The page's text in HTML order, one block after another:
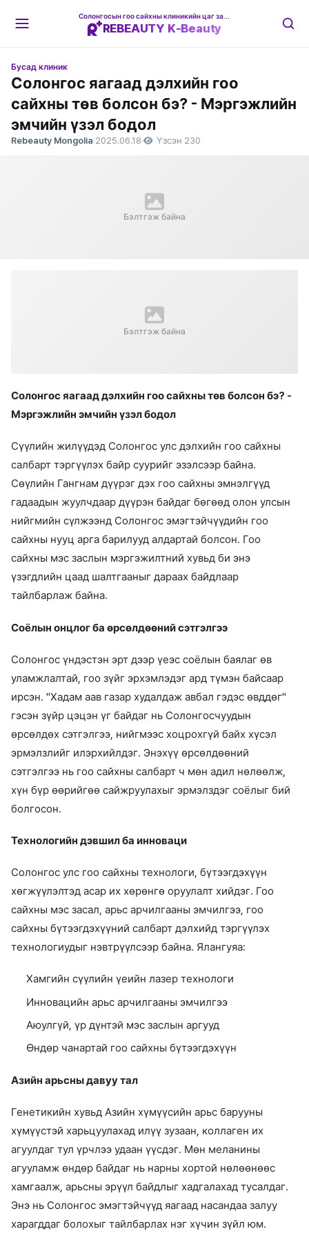
REBEAUTY K-Beauty
Бусад клиник
Солонгос яагаад дэлхийн гоо
сайхны төв болсон бэ? - Мэргэжлийн
эмчийн үзэл бодол
Rebeauty Mongolia·2025.06.18· Үзсэн 230
Бэлтгэж байна
Бэлтгэж байна
Солонгос яагаад дэлхийн гоо сайхны төв болсон бэ? -
Мэргэжлийн эмчийн үзэл бодол
Сүүлийн жилүүдэд Солонгос улс дэлхийн гоо сайхны
салбарт тэргүүлэх байр суурийг эзэлсээр байна.
Сөүлийн Гангнам дүүрэг дэх гоо сайхны эмнэлгүүд
гадаадын жуулчдаар дүүрэн байдаг бөгөөд олон улсын
нийгмийн сүлжээнд Солонгос эмэгтэйчүүдийн гоо
сайхны нууц арга барилууд алдартай болсон. Гоо
сайхны мэс заслын мэргэжилтний хувьд би энэ
үзэгдлийн цаад шалтгааныг дараах байдлаар
тайлбарлаж байна.
Соёлын онцлог ба өрсөлдөөний сэтгэлгээ
Солонгос үндэстэн эрт дээр үеэс соёлын баялаг өв
уламжлалтай, гоо зүйг эрхэмлэдэг ард түмэн байсаар
ирсэн. "Хадам аав газар худалдаж авбал гэдэс өвддөг"
гэсэн зүйр цэцэн үг байдаг нь Солонгосчуудын
өрсөлдөх сэтгэлгээ, нийгмээс хоцрохгүй байх хүсэл
эрмэлзлийг илэрхийлдэг. Энэхүү өрсөлдөөний
сэтгэлгээ нь гоо сайхны салбарт ч мөн адил нөлөөлж,
хүн бүр өөрийгөө сайжруулахыг эрмэлздэг соёлыг бий
болгосон.
Технологийн дэвшил ба инноваци
Солонгос улс гоо сайхны технологи, бүтээгдэхүүн
хөгжүүлэлтэд асар их хөрөнгө оруулалт хийдэг. Гоо
сайхны мэс засал, арьс арчилгааны эмчилгээ, гоо
сайхны бүтээгдэхүүний салбарт дэлхийд тэргүүлэх
технологиудыг нэвтрүүлсээр байна. Ялангуяа:
Хамгийн сүүлийн үеийн лазер технологи
Инновацийн арьс арчилгааны эмчилгээ
Аюулгүй, үр дүнтэй мэс заслын аргууд
Өндөр чанартай гоо сайхны бүтээгдэхүүн
Азийн арьсны давуу тал
Генетикийн хувьд Азийн хүмүүсийн арьс барууны
хүмүүстэй харьцуулахад илүү зузаан, коллаген их
агуулдаг тул үрчлээ удаан үүсдэг. Мөн меланины
агууламж өндөр байдаг нь нарны хортой нөлөөнөөс
хамгаалж, арьсны эрүүл байдлыг хадгалахад тусалдаг.
Энэ нь Солонгос эмэгтэйчүүд яагаад насандаа залуу
харагддаг болохыг тайлбарлах нэг хүчин зүйл юм.